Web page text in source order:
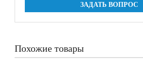
ЗАДАТЬ ВОПРОС
Похожие товары